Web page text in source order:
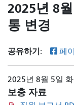
2025년 8
통 변경
공유하기: 페
2025년 8월 5일
보충 자료